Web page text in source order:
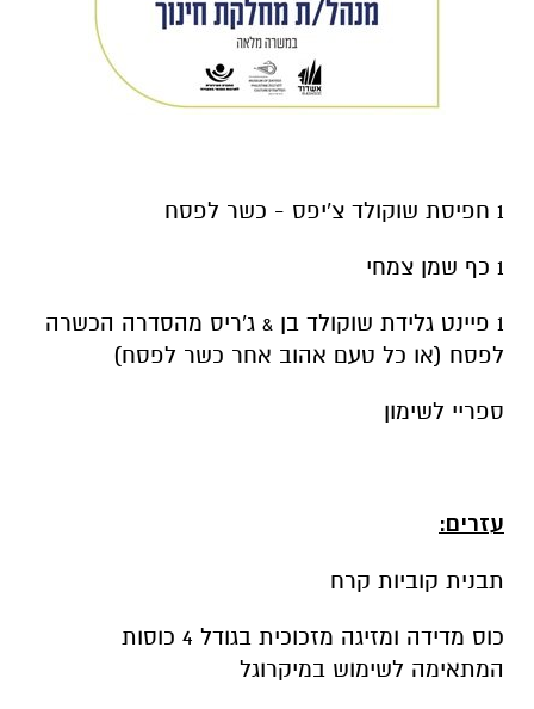
1 חפיסת שוקולד צ'יפס - כשר לפסח
1 כף שמן צמחי
1 פיינט גלידת שוקולד בן & ג'ריס מהסדרה הכשרה
לפסח (או כל טעם אהוב אחר כשר לפסח)
ספריי לשימון
עזרים:
תבנית קוביות קרח
כוס מדידה ומזיגה מזכוכית בגודל 4 כוסות
המתאימה לשימוש במיקרוגל